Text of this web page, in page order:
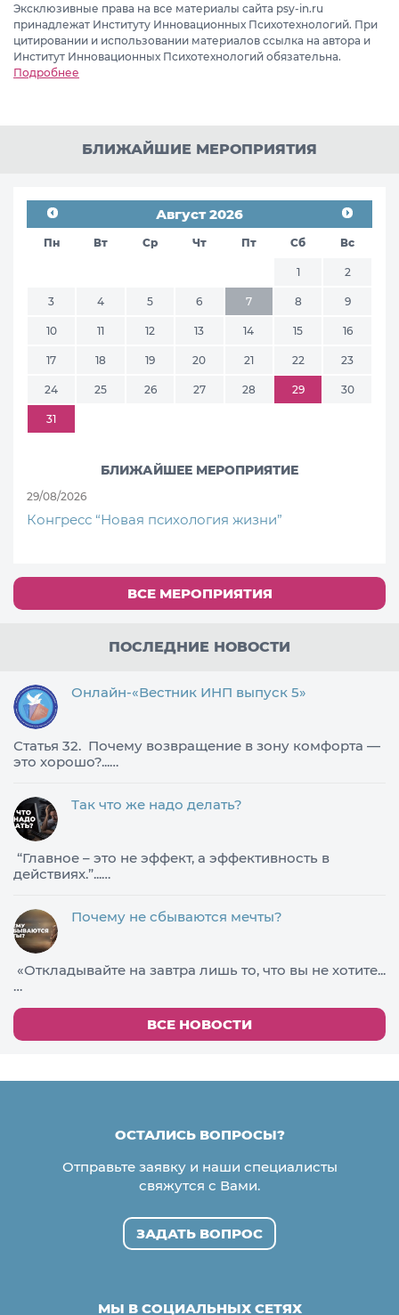
Эксклюзивные права на все материалы сайта psy-in.ru
принадлежат Институту Инновационных Психотехнологий. При
цитировании и использовании материалов ссылка на автора и
Институт Инновационных Психотехнологий обязательна.
Подробнее
БЛИЖАЙШИЕ МЕРОПРИЯТИЯ
Август 2026
Пн Вт Ср Чт Пт Сб Вс
1 2
3 4 5 6 7 8 9
10 11 12 13 14 15 16
17 18 19 20 21 22 23
24 25 26 27 28 29 30
31
БЛИЖАЙШЕЕ МЕРОПРИЯТИЕ
29/08/2026
Конгресс “Новая психология жизни”
ВСЕ МЕРОПРИЯТИЯ
ПОСЛЕДНИЕ НОВОСТИ
Онлайн-«Вестник ИНП выпуск 5»
Статья 32. Почему возвращение в зону комфорта —
это хорошо?...…
Так что же надо делать?
​“Главное – это не эффект, а эффективность в
действиях.”...…
Почему не сбываются мечты?
«Откладывайте на завтра лишь то, что вы не хотите...
…
ВСЕ НОВОСТИ
ОСТАЛИСЬ ВОПРОСЫ?
Отправьте заявку и наши специалисты
свяжутся с Вами.
ЗАДАТЬ ВОПРОС
МЫ В СОЦИАЛЬНЫХ СЕТЯХ